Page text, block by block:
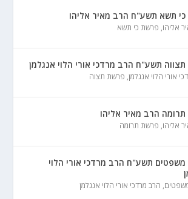
תשא תשע"ח הרב מאיר אליהו
אליהו, פרשת כי תשא
תשע"ח הרב מרדכי אורי הלוי אנגלמן
אורי הלוי אנגלמן, פרשת תצוה
הרב מאיר אליהו
אליהו, פרשת תרומה
תשע"ח הרב מרדכי אורי הלוי
, הרב מרדכי אורי הלוי אנגלמן